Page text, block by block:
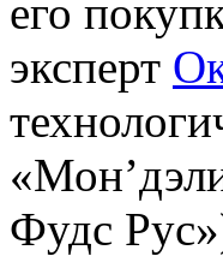
его
эксперт
Фудс